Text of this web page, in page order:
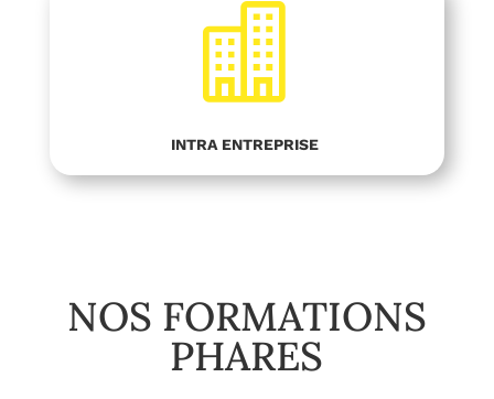

INTRA ENTREPRISE
NOS FORMATIONS
PHARES